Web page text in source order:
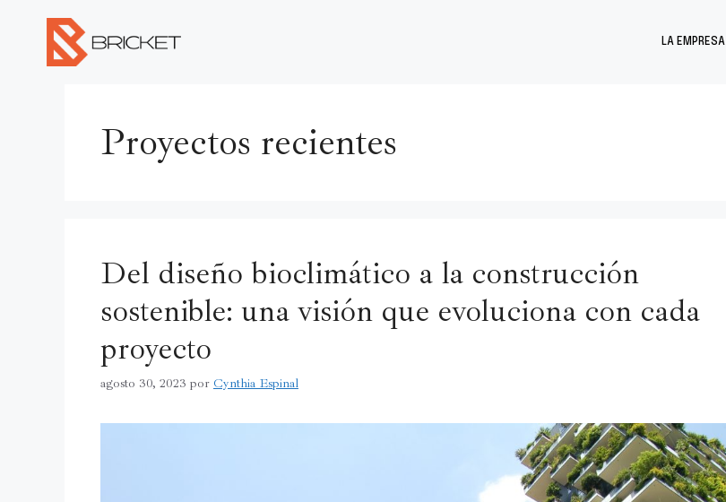
LA EMPRESA
Proyectos recientes
Del diseño bioclimático a la construcción
sostenible: una visión que evoluciona con cada
proyecto
agosto 30, 2023 por Cynthia Espinal